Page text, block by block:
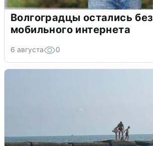
Волгоградцы остались без
мобильного интернета
6 августа 0